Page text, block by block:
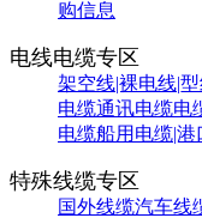
购信息
电线电缆专区
架空线|裸电线|
电缆通讯电缆电
电缆船用电缆|港
特殊线缆专区
国外线缆汽车线